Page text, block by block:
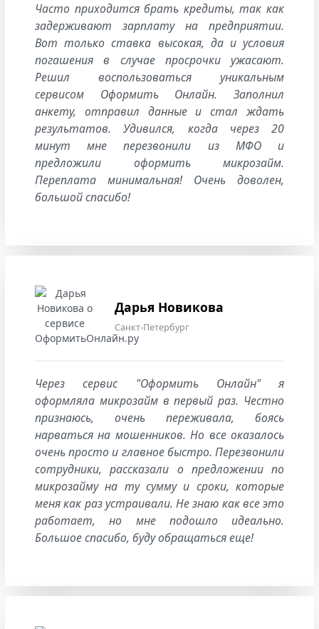
Часто приходится брать кредиты, так как
задерживают зарплату на предприятии.
Вот только ставка высокая, да и условия
погашения в случае просрочки ужасают.
Решил воспользоваться уникальным
сервисом Оформить Онлайн. Заполнил
анкету, отправил данные и стал ждать
результатов. Удивился, когда через 20
минут мне перезвонили из МФО и
предложили оформить микрозайм.
Переплата минимальная! Очень доволен,
большой спасибо!
Дарья Новикова
Санкт-Петербург
Через сервис "Оформить Онлайн" я
оформляла микрозайм в первый раз. Честно
признаюсь, очень переживала, боясь
нарваться на мошенников. Но все оказалось
очень просто и главное быстро. Перезвонили
сотрудники, рассказали о предложении по
микрозайму на ту сумму и сроки, которые
меня как раз устраивали. Не знаю как все это
работает, но мне подошло идеально.
Большое спасибо, буду обращаться еще!